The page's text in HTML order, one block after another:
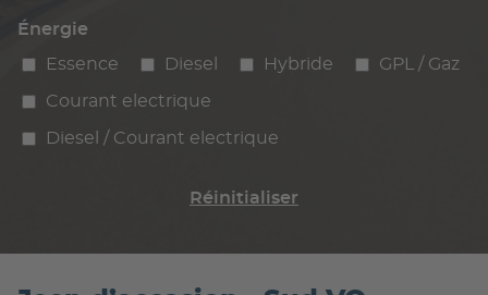
Énergie
Essence
Diesel Hybride GPL / Gaz
Courant electrique
Diesel / Courant electrique
Réinitialiser